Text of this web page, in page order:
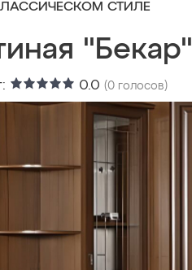
СТИЛЕ
"Бекар"
0.0 (0 голосов)